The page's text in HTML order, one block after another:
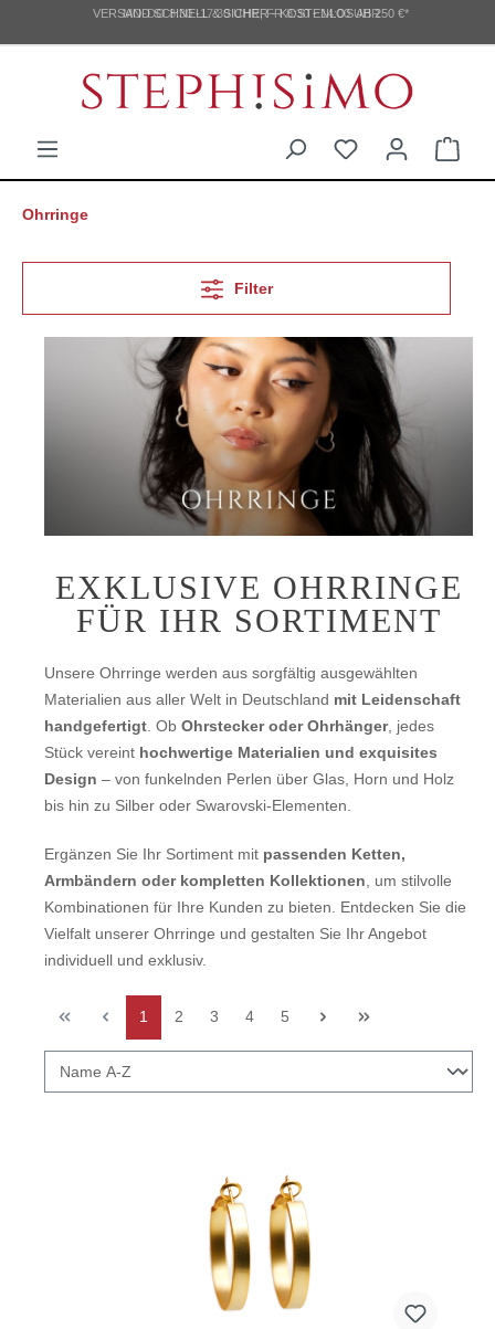
VERSAND SCHNELL & SICHER - KOSTENLOS AB 250 €*
MO-DO 8:30 -17:30 UHR, FR 8:30 - 14:00 UHR
Ohrringe
Filter
EXKLUSIVE OHRRINGE
FÜR IHR SORTIMENT
Unsere Ohrringe werden aus sorgfältig ausgewählten
Materialien aus aller Welt in Deutschland mit Leidenschaft
handgefertigt . Ob Ohrstecker oder Ohrhänger, jedes
Stück vereint hochwertige Materialien und exquisites
Design – von funkelnden Perlen über Glas, Horn und Holz
bis hin zu Silber oder Swarovski-Elementen.
Ergänzen Sie Ihr Sortiment mit passenden Ketten,
Armbändern oder kompletten Kollektionen , um stilvolle
Kombinationen für Ihre Kunden zu bieten. Entdecken Sie die
Vielfalt unserer Ohrringe und gestalten Sie Ihr Angebot
individuell und exklusiv.
1 2 3 4 5